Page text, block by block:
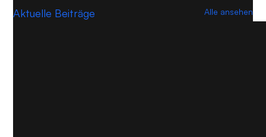
Aktuelle Beiträge Alle ansehen